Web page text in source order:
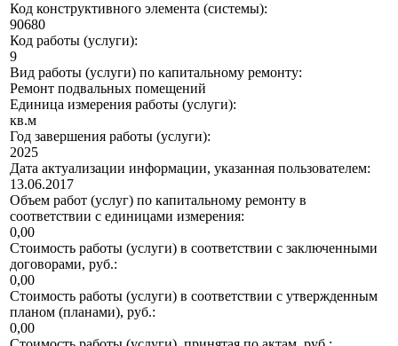
Код конструктивного элемента (системы):
90680
Код работы (услуги):
9
Вид работы (услуги) по капитальному ремонту:
Ремонт подвальных помещений
Единица измерения работы (услуги):
кв.м
Год завершения работы (услуги):
2025
Дата актуализации информации, указанная пользователем:
13.06.2017
Объем работ (услуг) по капитальному ремонту в
соответствии с единицами измерения:
0,00
Стоимость работы (услуги) в соответствии с заключенными
договорами, руб.:
0,00
Стоимость работы (услуги) в соответствии с утвержденным
планом (планами), руб.:
0,00